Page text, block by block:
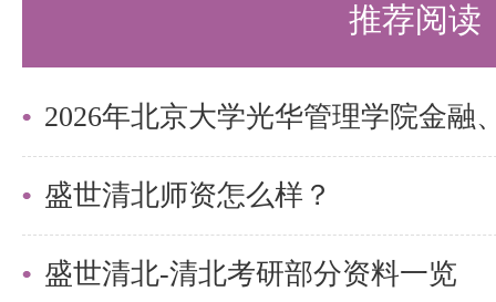
推荐阅读
盛世清北师资怎么样？
盛世清北-清北考研部分资料一览